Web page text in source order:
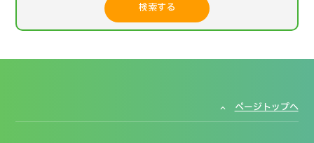
検索する
ページトップへ